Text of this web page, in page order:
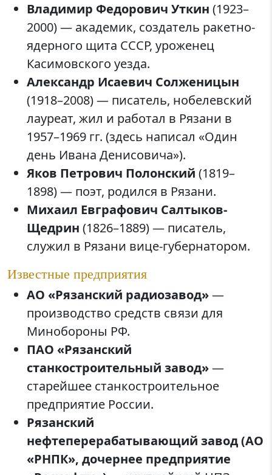
Владимир Федорович Уткин (1923–
2000) — академик, создатель ракетно-
ядерного щита СССР, уроженец
Касимовского уезда.
Александр Исаевич Солженицын
(1918–2008) — писатель, нобелевский
лауреат, жил и работал в Рязани в
1957–1969 гг. (здесь написал «Один
день Ивана Денисовича»).
Яков Петрович Полонский (1819–
1898) — поэт, родился в Рязани.
Михаил Евграфович Салтыков-
Щедрин (1826–1889) — писатель,
служил в Рязани вице-губернатором.
Известные предприятия
АО «Рязанский радиозавод»—
производство средств связи для
Минобороны РФ.
ПАО «Рязанский
станкостроительный завод»—
старейшее станкостроительное
предприятие России.
Рязанский
нефтеперерабатывающий завод (АО
«РНПК», дочернее предприятие